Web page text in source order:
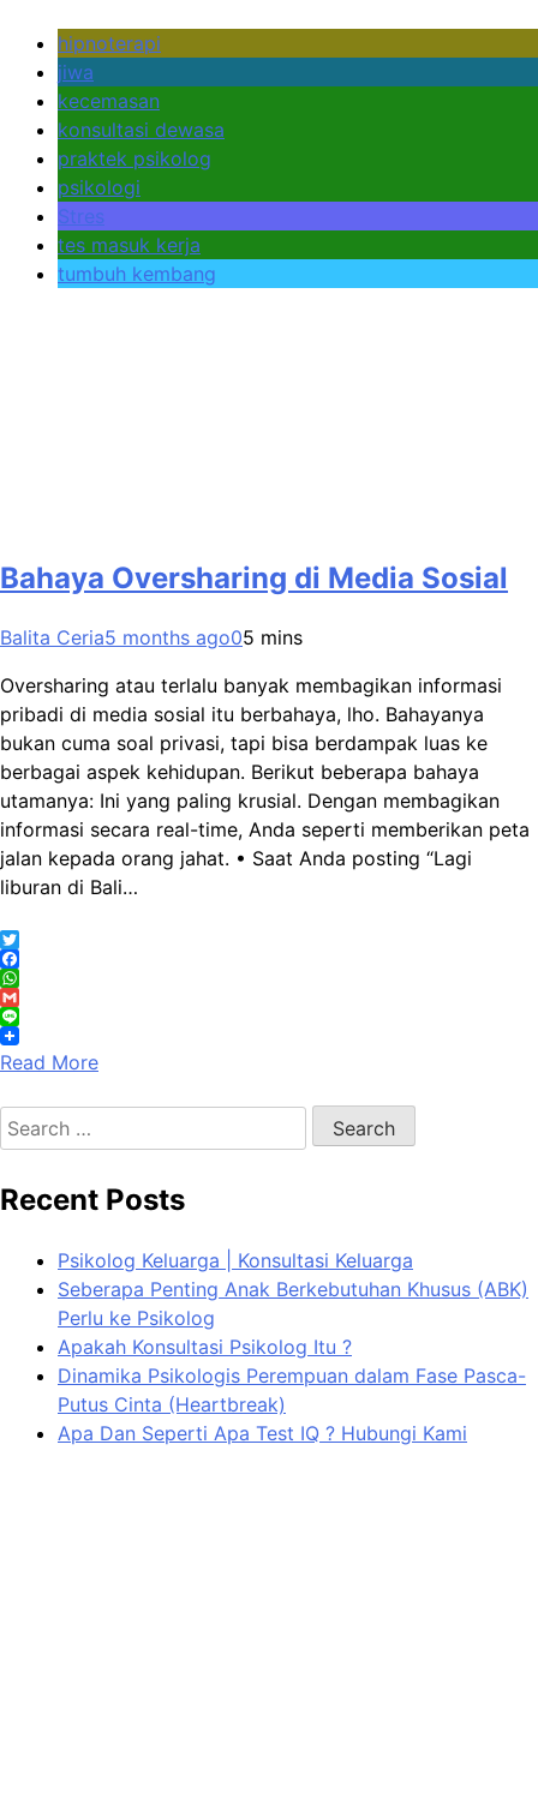
hipnoterapi
jiwa
kecemasan
konsultasi dewasa
praktek psikolog
psikologi
Stres
tes masuk kerja
tumbuh kembang
Bahaya Oversharing di Media Sosial
Balita Ceria5 months ago05 mins
Oversharing atau terlalu banyak membagikan informasi
pribadi di media sosial itu berbahaya, lho. Bahayanya
bukan cuma soal privasi, tapi bisa berdampak luas ke
berbagai aspek kehidupan. Berikut beberapa bahaya
utamanya: Ini yang paling krusial. Dengan membagikan
informasi secara real-time, Anda seperti memberikan peta
jalan kepada orang jahat. • Saat Anda posting “Lagi
liburan di Bali…
Twitter
Facebook
WhatsApp
Gmail
Line
Read More
Search
for:
Recent Posts
Psikolog Keluarga | Konsultasi Keluarga
Seberapa Penting Anak Berkebutuhan Khusus (ABK)
Perlu ke Psikolog
Apakah Konsultasi Psikolog Itu ?
Dinamika Psikologis Perempuan dalam Fase Pasca-
Putus Cinta (Heartbreak)
Apa Dan Seperti Apa Test IQ ? Hubungi Kami